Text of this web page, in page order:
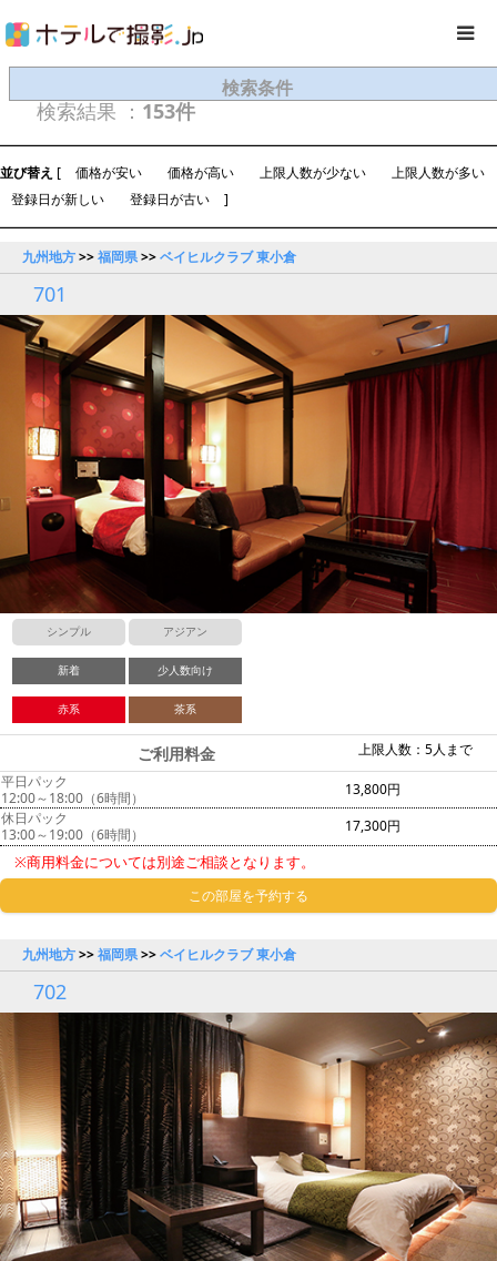
検索条件
検索結果 ： 153件
並び替え [ 価格が安い 価格が高い 上限人数が少ない
上限人数が多い
登録日が新しい
登録日が古い ]
九州地方>>福岡県>>ベイヒルクラブ 東小倉
701
シンプル アジアン
新着 少人数向け
赤系 茶系
上限人数：5人まで
ご利用料金
平日パック
12:00～18:00（6時間）
13,800円
休日パック
13:00～19:00（6時間）
17,300円
※商用料金については別途ご相談となります。
この部屋を予約する
九州地方>>福岡県>>ベイヒルクラブ 東小倉
702